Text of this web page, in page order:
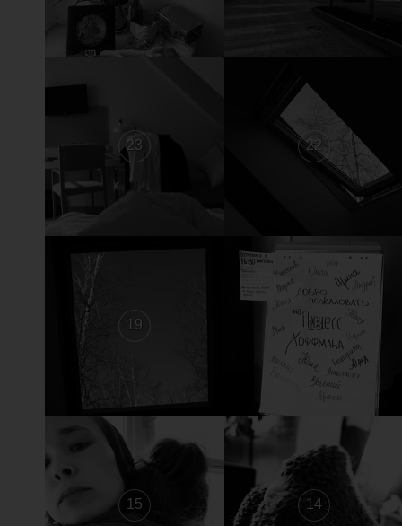
23 22
19 18
15 14